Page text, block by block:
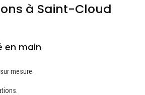
à Saint-Cloud
en main
mesure.